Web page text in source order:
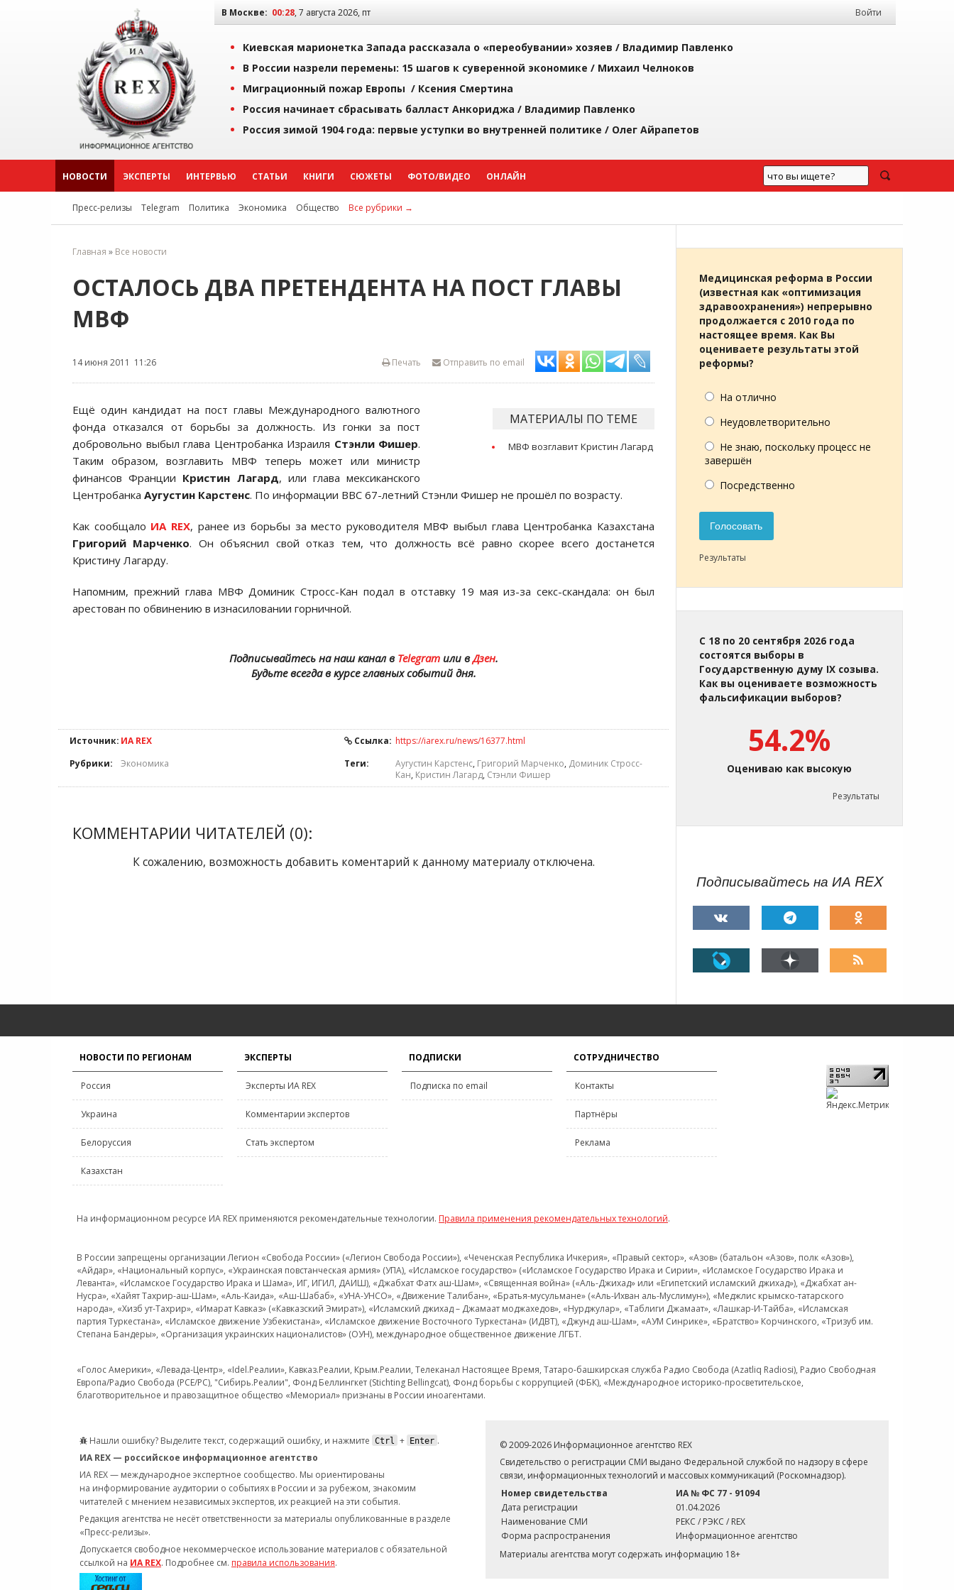
В Москве: 00:28, 7 августа 2026, пт Войти
Киевская марионетка Запада рассказала о «переобувании» хозяев / Владимир Павленко
В России назрели перемены: 15 шагов к суверенной экономике / Михаил Челноков
Миграционный пожар Европы / Ксения Смертина
Россия начинает сбрасывать балласт Анкориджа / Владимир Павленко
Россия зимой 1904 года: первые уступки во внутренней политике / Олег Айрапетов
НОВОСТИ ЭКСПЕРТЫ ИНТЕРВЬЮ СТАТЬИ КНИГИ СЮЖЕТЫ ФОТО/ВИДЕО ОНЛАЙН
Пресс-релизы Telegram Политика Экономика Общество Все рубрики →
Главная » Все новости
ОСТАЛОСЬ ДВА ПРЕТЕНДЕНТА НА ПОСТ ГЛАВЫ
МВФ
14 июня 2011 11:26 Отправить по email
Печать
МАТЕРИАЛЫ ПО ТЕМЕ
МВФ возглавит Кристин Лагард
Ещё один кандидат на пост главы Международного валютного
фонда отказался от борьбы за должность. Из гонки за пост
добровольно выбыл глава Центробанка Израиля Стэнли Фишер.
Таким образом, возглавить МВФ теперь может или министр
финансов Франции Кристин Лагард, или глава мексиканского
Центробанка Аугустин Карстенс. По информации BBC 67-летний Стэнли Фишер не прошёл по возрасту.
Как сообщало ИА REX, ранее из борьбы за место руководителя МВФ выбыл глава Центробанка Казахстана
Григорий Марченко. Он объяснил свой отказ тем, что должность всё равно скорее всего достанется
Кристину Лагарду.
Напомним, прежний глава МВФ Доминик Стросс-Кан подал в отставку 19 мая из-за секс-скандала: он был
арестован по обвинению в изнасиловании горничной.
Подписывайтесь на наш канал в Telegramили вДзен.
Будьте всегда в курсе главных событий дня.
Источник: ИА REX Ссылка: https://iarex.ru/news/16377.html
Рубрики:
Экономика Теги: Аугустин Карстенс, Григорий Марченко, Доминик Стросс-
Кан, Кристин Лагард, Стэнли Фишер
КОММЕНТАРИИ ЧИТАТЕЛЕЙ (0):
К сожалению, возможность добавить коментарий к данному материалу отключена.
Медицинская реформа в России
(известная как «оптимизация
здравоохранения») непрерывно
продолжается с 2010 года по
настоящее время. Как Вы
оцениваете результаты этой
реформы?
На отлично
Неудовлетворительно
Не знаю, поскольку процесс не
завершён
Посредственно
Голосовать
Результаты
С 18 по 20 сентября 2026 года
состоятся выборы в
Государственную думу IX созыва.
Как вы оцениваете возможность
фальсификации выборов?
54.2%
Оцениваю как высокую
Результаты
Подписывайтесь на ИА REX
НОВОСТИ ПО РЕГИОНАМ
Россия
Украина
Белоруссия
Казахстан
ЭКСПЕРТЫ
Эксперты ИА REX
Комментарии экспертов
Стать экспертом
ПОДПИСКИ
Подписка по email
СОТРУДНИЧЕСТВО
Контакты
Партнёры
Реклама
На информационном ресурсе ИА REX применяются рекомендательные технологии. Правила применения рекомендательных технологий.
В России запрещены организации Легион «Свобода России» («Легион Свобода России»), «Чеченская Республика Ичкерия», «Правый сектор», «Азов» (батальон «Азов», полк «Азов»),
«Айдар», «Национальный корпус», «Украинская повстанческая армия» (УПА), «Исламское государство» («Исламское Государство Ирака и Сирии», «Исламское Государство Ирака и
Леванта», «Исламское Государство Ирака и Шама», ИГ, ИГИЛ, ДАИШ), «Джабхат Фатх аш-Шам», «Священная война» («Аль-Джихад» или «Египетский исламский джихад»), «Джабхат ан-
Нусра», «Хайят Тахрир-аш-Шам», «Аль-Каида», «Аш-Шабаб», «УНА-УНСО», «Движение Талибан», «Братья-мусульмане» («Аль-Ихван аль-Муслимун»), «Меджлис крымско-татарского
народа», «Хизб ут-Тахрир», «Имарат Кавказ» («Кавказский Эмират»), «Исламский джихад – Джамаат моджахедов», «Нурджулар», «Таблиги Джамаат», «Лашкар-И-Тайба», «Исламская
партия Туркестана», «Исламское движение Узбекистана», «Исламское движение Восточного Туркестана» (ИДВТ), «Джунд аш-Шам», «АУМ Синрике», «Братство» Корчинского, «Тризуб им.
Степана Бандеры», «Организация украинских националистов» (ОУН), международное общественное движение ЛГБТ.
«Голос Америки», «Левада-Центр», «Idel.Реалии», Кавказ.Реалии, Крым.Реалии, Телеканал Настоящее Время, Татаро-башкирская служба Радио Свобода (Azatliq Radiosi), Радио Свободная
Европа/Радио Свобода (PCE/PC), "Сибирь.Реалии", Фонд Беллингкет (Stichting Bellingcat), Фонд борьбы с коррупцией (ФБК), «Международное историко-просветительское,
благотворительное и правозащитное общество «Мемориал» признаны в России иноагентами.
Нашли ошибку? Выделите текст, содержащий ошибку, и нажмите Ctrl + Enter .
ИА REX — российское информационное агентство
ИА REX — международное экспертное сообщество. Мы ориентированы
на информирование аудитории о событиях в России и за рубежом, знакомим
читателей с мнением независимых экспертов, их реакцией на эти события.
Редакция агентства не несёт ответственности за материалы опубликованные в разделе
«Пресс-релизы».
Допускается свободное некоммерческое использование материалов с обязательной
ссылкой на ИА REX. Подробнее см. правила использования.
© 2009-2026 Информационное агентство REX
Свидетельство о регистрации СМИ выдано Федеральной службой по надзору в сфере
связи, информационных технологий и массовых коммуникаций (Роскомнадзор).
Номер свидетельства
ИА № ФС 77 - 91094
Дата регистрации
01.04.2026
Наименование СМИ
РЕКС / РЭКС / REX
Форма распространения
Информационное агентство
Материалы агентства могут содержать информацию 18+